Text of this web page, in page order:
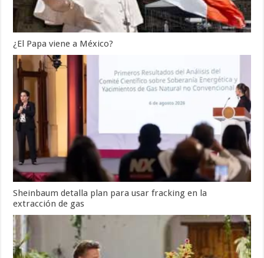
¿El Papa viene a México?
Sheinbaum detalla plan para usar fracking en la
extracción de gas